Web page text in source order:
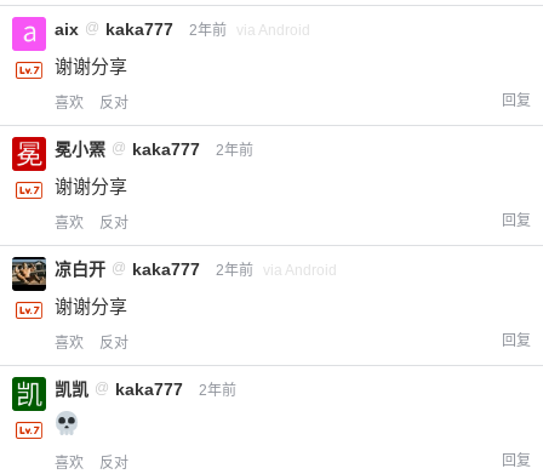
aix @ kaka777 2年前 via Android
谢谢分享
喜欢 反对 回复
冕小罴 @ kaka777 2年前
谢谢分享
喜欢 反对 回复
凉白开 @ kaka777 2年前 via Android
谢谢分享
喜欢 反对 回复
凯凯 @ kaka777 2年前
喜欢 反对 回复